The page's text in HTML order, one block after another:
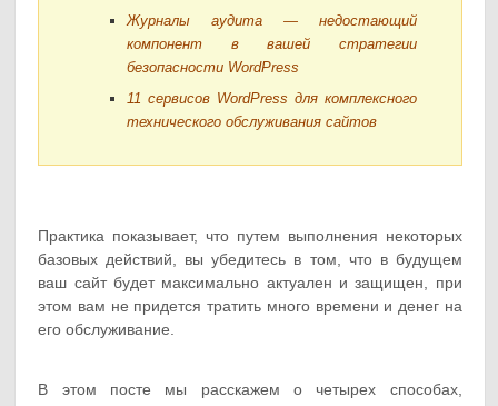
Журналы аудита — недостающий
компонент в вашей стратегии
безопасности WordPress
11 сервисов WordPress для комплексного
технического обслуживания сайтов
Практика показывает, что путем выполнения некоторых
базовых действий, вы убедитесь в том, что в будущем
ваш сайт будет максимально актуален и защищен, при
этом вам не придется тратить много времени и денег на
его обслуживание.
В этом посте мы расскажем о четырех способах,